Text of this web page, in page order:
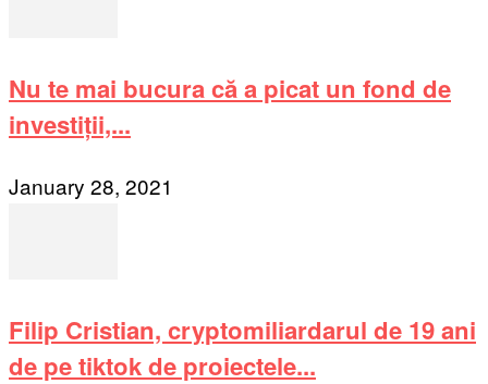
Nu te mai bucura că a picat un fond de
investiții,...
January 28, 2021
Filip Cristian, cryptomiliardarul de 19 ani
de pe tiktok de proiectele...